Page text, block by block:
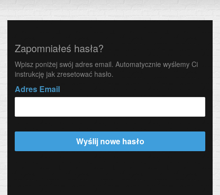
Zapomniałeś hasła?
Wpisz poniżej swój adres email. Automatycznie wyślemy Ci
instrukcję jak zresetować hasło.
Adres Email
Wyślij nowe hasło